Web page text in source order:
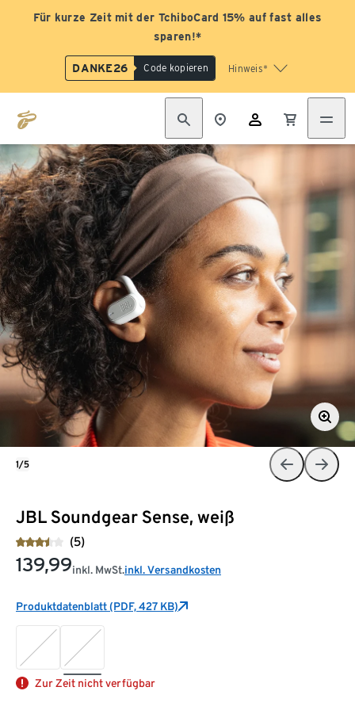
Für kurze Zeit mit der TchiboCard 15% auf fast alles
sparen!*
DANKE26 Code kopieren Hinweis*
JBL Soundgear Sense, weiß
(5)
139,99inkl. MwSt.inkl. Versandkosten
Produktdatenblatt (PDF, 427 KB)
Zur Zeit nicht verfügbar
1/5